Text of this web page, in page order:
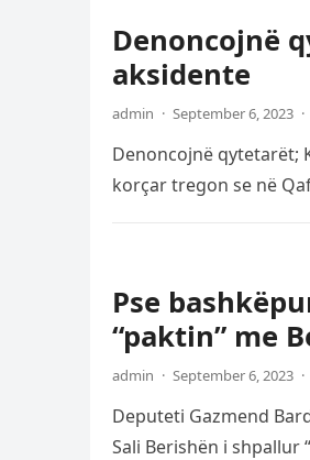
Denoncojnë
aksidente
admin · September 6, 2023 ·
Denoncojnë qytetarët;
korçar tregon se në
Pse
“paktin” me
admin · September 6, 2023 ·
Deputeti Gazmend
Sali Berishën i shpallur